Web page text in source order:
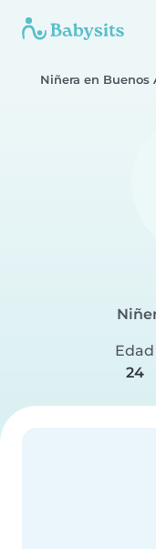
Niñera en Buenos
Edad
24